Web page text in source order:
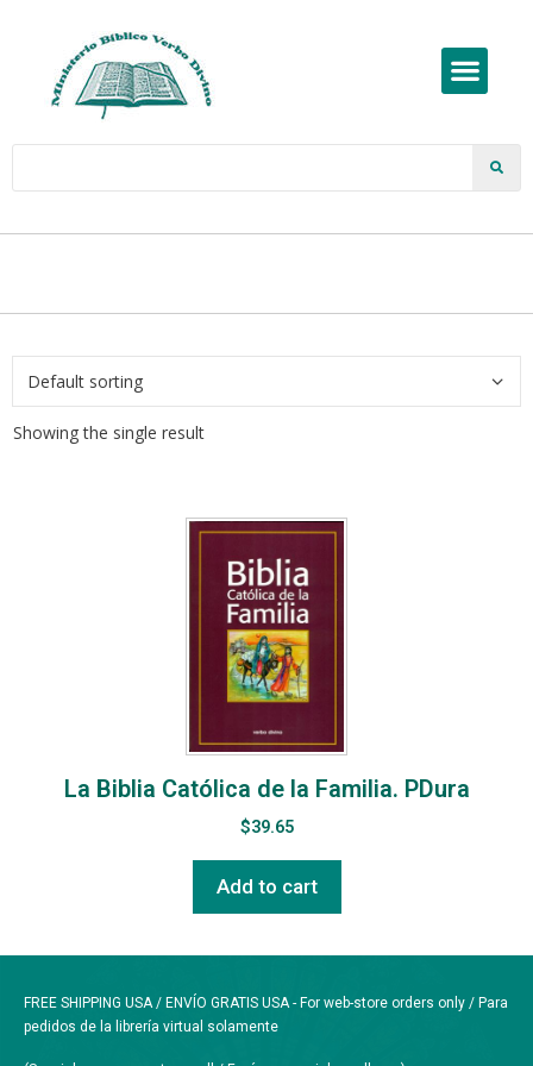
Showing the single result
La Biblia Católica de la Familia. PDura
$39.65
Add to cart
FREE SHIPPING USA / ENVÍO GRATIS USA - For web-store orders only / Para
pedidos de la librería virtual solamente